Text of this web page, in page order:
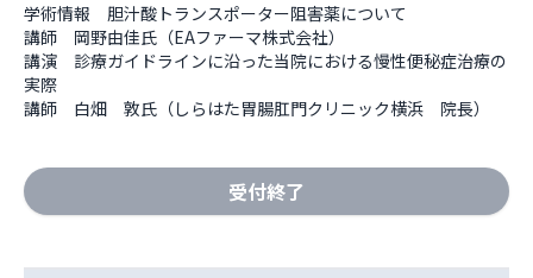
学術情報　胆汁酸トランスポーター阻害薬について
講師　岡野由佳氏（EAファーマ株式会社）
講演　診療ガイドラインに沿った当院における慢性便秘症治療の
実際
講師　白畑　敦氏（しらはた胃腸肛門クリニック横浜　院長）
受付終了